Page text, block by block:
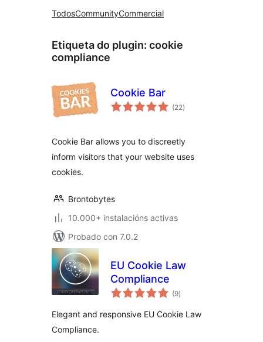
TodosCommunityCommercial
Etiqueta do plugin: cookie
compliance
Cookie Bar
(22valoracións
totais
)
Cookie Bar allows you to discreetly
inform visitors that your website uses
cookies.
Brontobytes
10.000+ instalacións activas
Probado con 7.0.2
EU Cookie Law
Compliance
(9valoracións
totais
)
Elegant and responsive EU Cookie Law
Compliance.